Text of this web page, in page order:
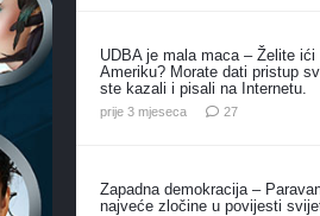
UDBA je mala maca – Želite ići
Ameriku? Morate dati pristup
ste kazali i pisali na Internetu.
prije 3 mjeseca 27komentara
Zapadna demokracija –
najveće zločine u povijesti